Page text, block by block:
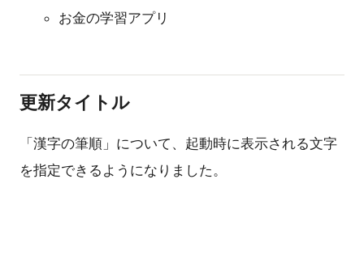
お金の学習アプリ
更新タイトル
「漢字の筆順」について、起動時に表示される文字
を指定できるようになりました。